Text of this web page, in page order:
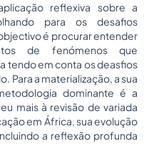
reflexiva sobre a
para os desafios
é procurar entender
de fenómenos que
tendo em conta os deasfios
Para a materialização, a sua
dominante é a
mais à revisão de variada
em África, sua evolução
a reflexão profunda